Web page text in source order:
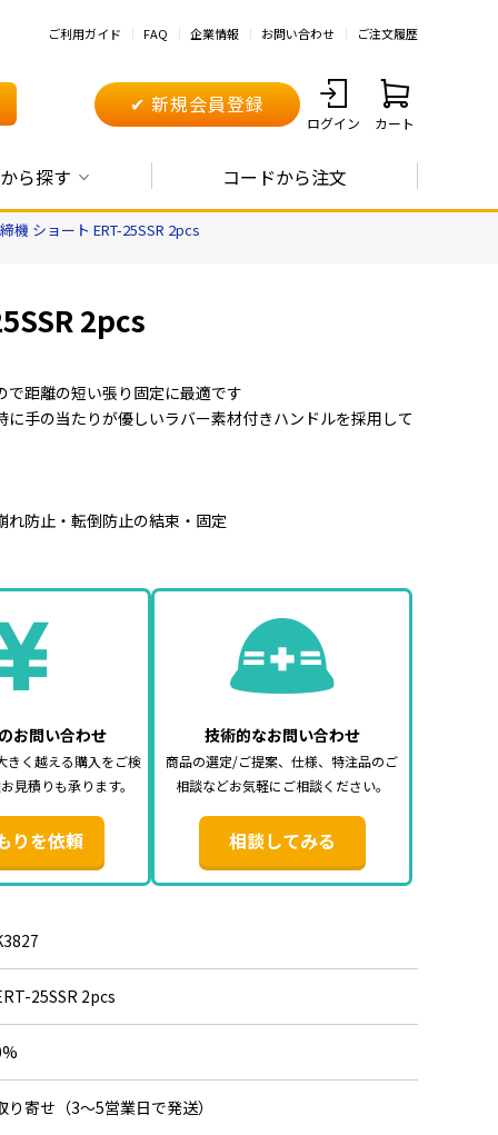
ご利用ガイド FAQ 企業情報 お問い合わせ ご注文履歴
✔ 新規会員登録
ログイン カート
ら探す コードから注文
機 ショート ERT-25SSR 2pcs
2pcs
距離の短い張り固定に最適です
手の当たりが優しいラバー素材付きハンドルを採用して
れ防止・転倒防止の結束・固定
定側0.3m／調整側2m）
（127kg）、破断荷重：5kN（509kg）
ラチェットバックル
オレンジ
に当たる場合は、ベルトが切れる恐れがありますので、
トを使用下さい。
お問い合わせ
きく越える購入をご検
見積りも承ります。
りを依頼
技術的なお問い合わせ
商品の選定/ご提案、仕様、特注品のご
相談などお気軽にご相談ください。
相談してみる
25SSR 2pcs
り寄せ（3～5営業日で発送）